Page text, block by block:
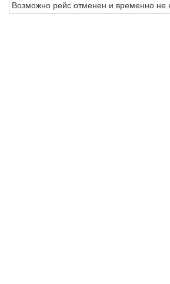
Возможно рейс отменен и временно не